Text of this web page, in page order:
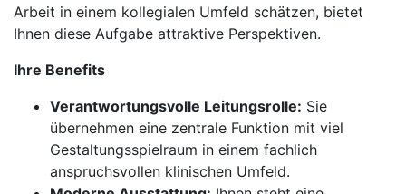
Arbeit in einem kollegialen Umfeld schätzen, bietet
Ihnen diese Aufgabe attraktive Perspektiven.
Ihre Benefits
Verantwortungsvolle Leitungsrolle: Sie
übernehmen eine zentrale Funktion mit viel
Gestaltungsspielraum in einem fachlich
anspruchsvollen klinischen Umfeld.